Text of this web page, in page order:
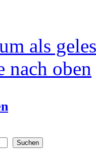
als
nach oben